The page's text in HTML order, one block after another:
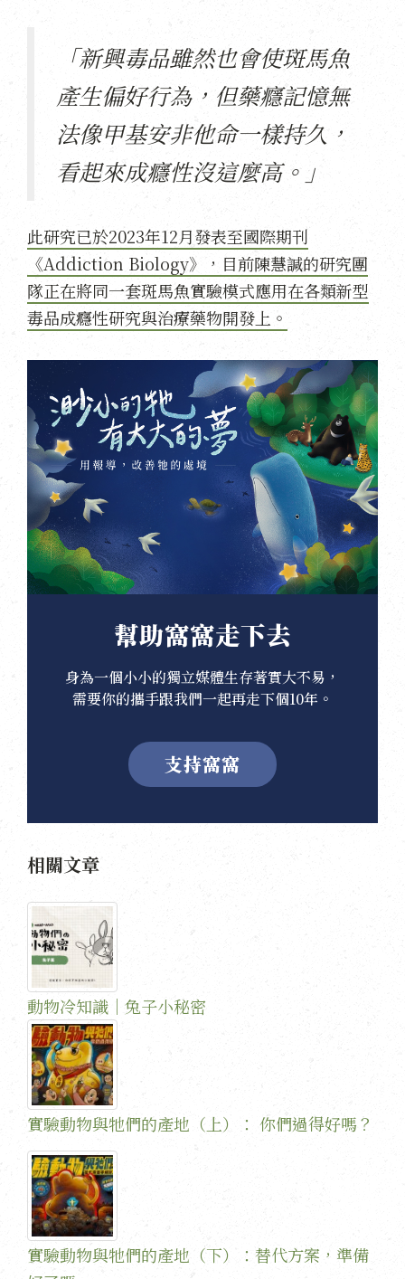
「新興毒品雖然也會使斑馬魚
產生偏好行為，但藥癮記憶無
法像甲基安非他命一樣持久，
看起來成癮性沒這麼高。」
此研究已於2023年12月發表至國際期刊
《Addiction Biology》，目前陳慧諴的研究團
隊正在將同一套斑馬魚實驗模式應用在各類新型
毒品成癮性研究與治療藥物開發上。
幫助窩窩走下去
身為一個小小的獨立媒體生存著實大不易，
需要你的攜手跟我們一起再走下個10年。
支持窩窩
相關文章
動物冷知識｜兔子小秘密
實驗動物與牠們的產地（上）： 你們過得好嗎？
實驗動物與牠們的產地（下）：替代方案，準備